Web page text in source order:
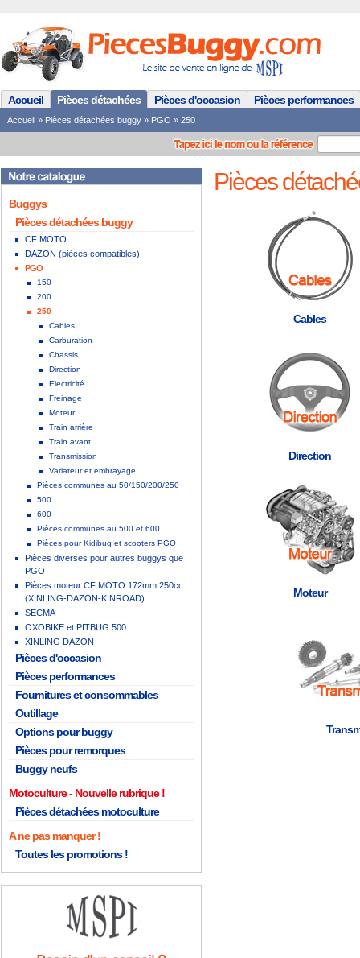
Accueil Pièces détachées Pièces d'occasion Pièces performances
Accueil » Pièces détachées buggy » PGO » 250
Buggys
Pièces détachées buggy
CF MOTO
DAZON (pièces compatibles)
PGO
150
200
250
Cables
Carburation
Chassis
Direction
Electricité
Freinage
Moteur
Train arrière
Train avant
Transmission
Variateur et embrayage
Pièces communes au 50/150/200/250
500
600
Pièces communes au 500 et 600
Pièces pour Kidibug et scooters PGO
Pièces diverses pour autres buggys que
PGO
Pièces moteur CF MOTO 172mm 250cc
(XINLING-DAZON-KINROAD)
SECMA
OXOBIKE et PITBUG 500
XINLING DAZON
Pièces d'occasion
Pièces performances
Fournitures et consommables
Outillage
Options pour buggy
Pièces pour remorques
Buggy neufs
Motoculture
Pièces détachées motoculture
A ne pas manquer !
Toutes les promotions !
Pièces
Cables
Direction
Moteur